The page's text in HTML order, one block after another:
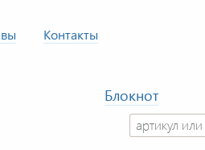
Контакты
Блокнот